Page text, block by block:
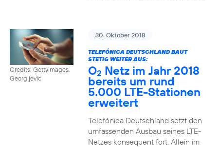
Credits: Gettyimages,
Georgijevic
30. Oktober 2018
TELEFÓNICA DEUTSCHLAND BAUT
STETIG WEITER AUS:
O2 Netz im Jahr 2018
bereits um rund
5.000 LTE-Stationen
erweitert
Telefónica Deutschland setzt den
umfassenden Ausbau seines LTE-
Netzes konsequent fort. Allein im